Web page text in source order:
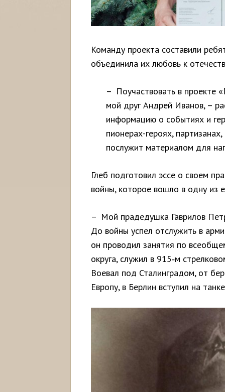
Команду проекта составили
объединила их любовь к
– Поучаствовать в проекте
мой друг Андрей Иванов, –
информацию о событиях и
пионерах-героях,
послужит материалом для
Глеб подготовил эссе о своем
войны, которое вошло в одну из
– Мой прадедушка Гаврилов
До войны успел отслужить в
он проводил занятия по
округа, служил в 915‑м
Воевал под Сталинградом, от
Европу, в Берлин вступил на